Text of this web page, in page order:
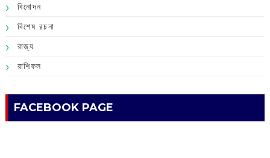
বিনোদন
বিশেষ রচনা
রাজ্য
রাশিফল
FACEBOOK PAGE